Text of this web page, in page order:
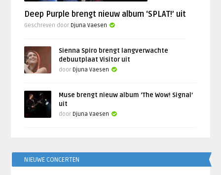
Deep Purple brengt nieuw album ‘SPLAT!’ uit
Geschreven door Djuna Vaesen
Sienna Spiro brengt langverwachte
debuutplaat Visitor uit
door Djuna Vaesen
Muse brengt nieuw album ‘The Wow! Signal’
uit
door Djuna Vaesen
NIEUWE CONCERTEN